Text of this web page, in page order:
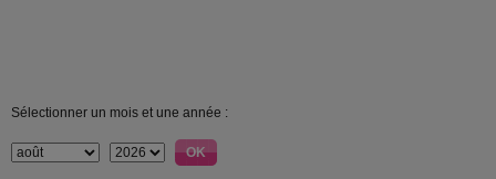
Sélectionner un mois et une année :